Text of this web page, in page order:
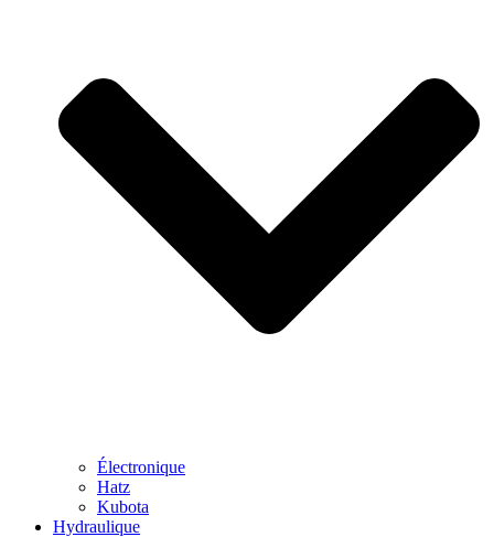
Électronique
Hatz
Kubota
Hydraulique